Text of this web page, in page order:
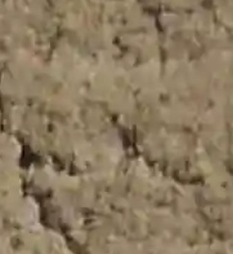
obligatorios.